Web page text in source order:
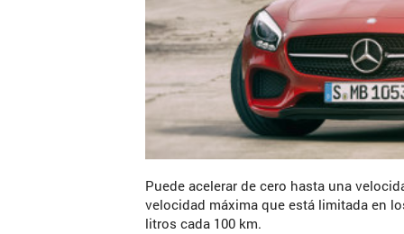
Puede acelerar de cero hasta una
velocidad máxima que está limitada en
litros cada 100 km.